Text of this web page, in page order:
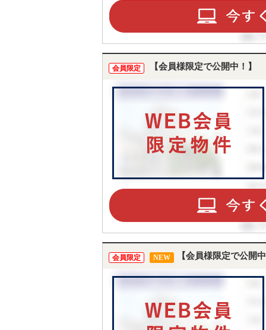
会員限定 【会員様限定で公開中！】
会員限定 NEW 【会員様限定で公開